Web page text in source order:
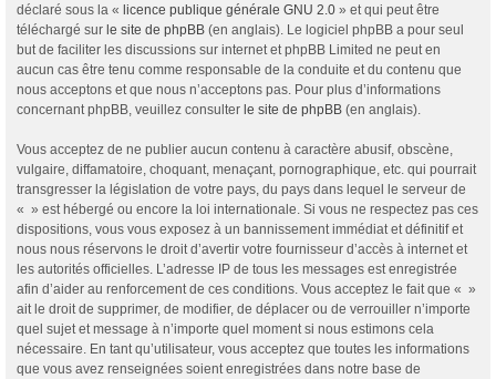
déclaré sous la « licence publique générale GNU 2.0 » et qui peut être
téléchargé sur le site de phpBB (en anglais). Le logiciel phpBB a pour seul
but de faciliter les discussions sur internet et phpBB Limited ne peut en
aucun cas être tenu comme responsable de la conduite et du contenu que
nous acceptons et que nous n’acceptons pas. Pour plus d’informations
concernant phpBB, veuillez consulter le site de phpBB (en anglais).
Vous acceptez de ne publier aucun contenu à caractère abusif, obscène,
vulgaire, diffamatoire, choquant, menaçant, pornographique, etc. qui pourrait
transgresser la législation de votre pays, du pays dans lequel le serveur de
« » est hébergé ou encore la loi internationale. Si vous ne respectez pas ces
dispositions, vous vous exposez à un bannissement immédiat et définitif et
nous nous réservons le droit d’avertir votre fournisseur d’accès à internet et
les autorités officielles. L’adresse IP de tous les messages est enregistrée
afin d’aider au renforcement de ces conditions. Vous acceptez le fait que « »
ait le droit de supprimer, de modifier, de déplacer ou de verrouiller n’importe
quel sujet et message à n’importe quel moment si nous estimons cela
nécessaire. En tant qu’utilisateur, vous acceptez que toutes les informations
que vous avez renseignées soient enregistrées dans notre base de